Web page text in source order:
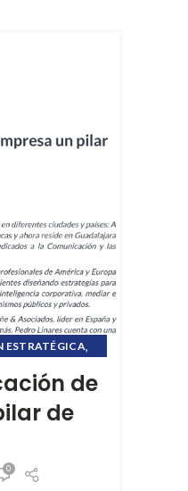
ESTRATÉGICA,
,
OFFICE ,
PÚBLICAS
de
de
0